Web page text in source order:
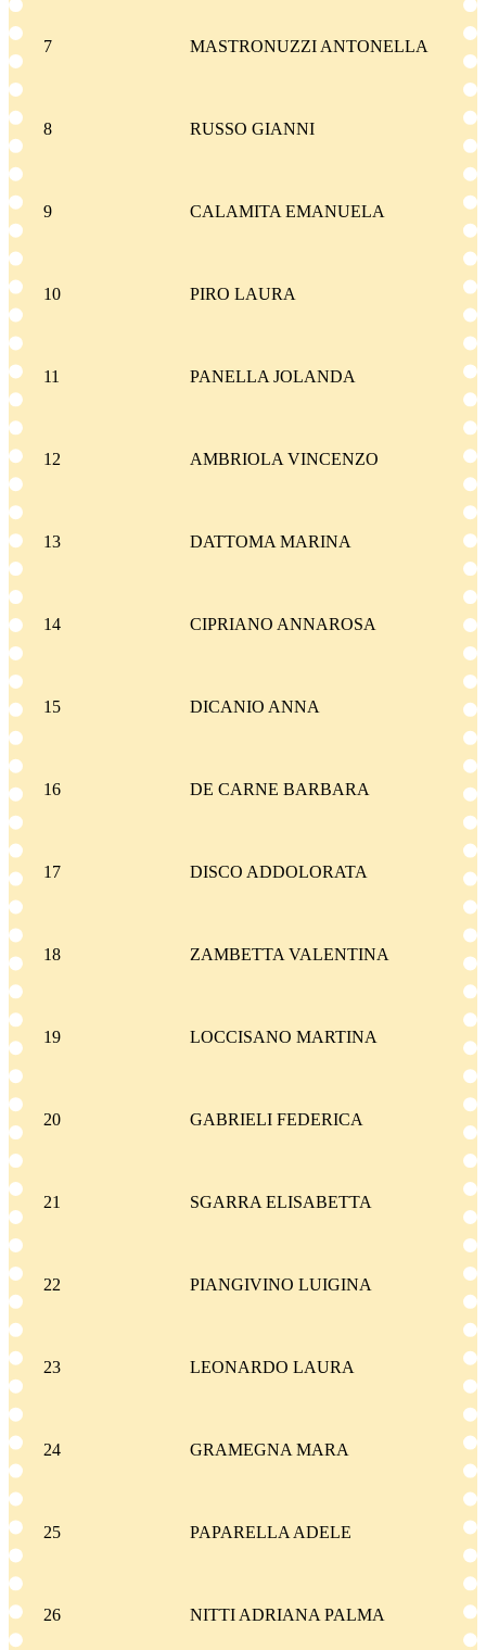
7 MASTRONUZZI ANTONELLA
8 RUSSO GIANNI
9 CALAMITA EMANUELA
10 PIRO LAURA
11 PANELLA JOLANDA
12 AMBRIOLA VINCENZO
13 DATTOMA MARINA
14 CIPRIANO ANNAROSA
15 DICANIO ANNA
16 DE CARNE BARBARA
17 DISCO ADDOLORATA
18 ZAMBETTA VALENTINA
19 LOCCISANO MARTINA
20 GABRIELI FEDERICA
21 SGARRA ELISABETTA
22 PIANGIVINO LUIGINA
23 LEONARDO LAURA
24 GRAMEGNA MARA
25 PAPARELLA ADELE
26 NITTI ADRIANA PALMA